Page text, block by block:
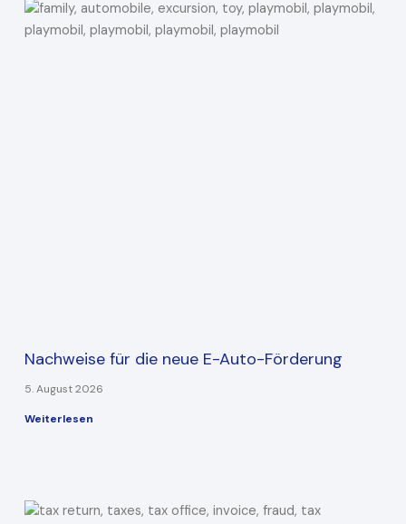
Nachweise für die neue E-Auto-Förderung
5. August 2026
Weiterlesen